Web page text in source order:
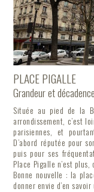
PLACE PIGALLE
Grandeur et décadence
Située au pied de la
arrondissement, c’est
parisiennes, et
D’abord réputée pour
puis pour ses
Place Pigalle n’est plus,
Bonne nouvelle : la
donner envie d’en